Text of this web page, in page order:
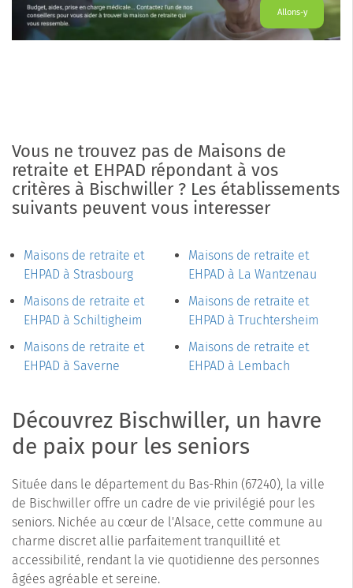
Allons-y
Vous ne trouvez pas de Maisons de
retraite et EHPAD répondant à vos
critères à Bischwiller ? Les établissements
suivants peuvent vous interesser
Maisons de retraite et
EHPAD à Strasbourg
Maisons de retraite et
EHPAD à Schiltigheim
Maisons de retraite et
EHPAD à Saverne
Maisons de retraite et
EHPAD à La Wantzenau
Maisons de retraite et
EHPAD à Truchtersheim
Maisons de retraite et
EHPAD à Lembach
Découvrez Bischwiller, un havre
de paix pour les seniors
Située dans le département du Bas-Rhin (67240), la ville
de Bischwiller offre un cadre de vie privilégié pour les
seniors. Nichée au cœur de l'Alsace, cette commune au
charme discret allie parfaitement tranquillité et
accessibilité, rendant la vie quotidienne des personnes
âgées agréable et sereine.